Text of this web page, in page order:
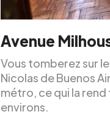
Avenue
Vous tomberez sur le
Nicolas de Buenos
métro, ce qui la
environs.